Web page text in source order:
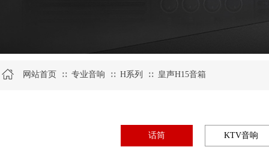
网站首页 ∷ 专业音响 ∷ H系列 ∷ 皇声H15音箱
话筒 KTV音响